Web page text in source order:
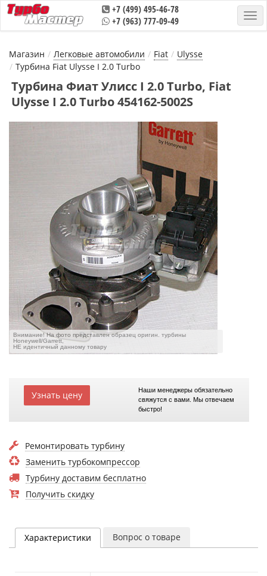
+7 (499) 495-46-78
+7 (963) 777-09-49
Магазин Легковые автомобили Fiat
Ulysse
Турбина Fiat Ulysse I 2.0 Turbo
Турбина Фиат Улисс I 2.0 Turbo, Fiat
Ulysse I 2.0 Turbo 454162-5002S
Внимание! На фото представлен образец оригин. турбины
Honeywell/Garrett,
НЕ идентичный данному товару
Узнать цену
Наши менеджеры обязательно
свяжутся с вами. Мы отвечаем
быстро!
Ремонтировать турбину
Заменить турбокомпрессор
Турбину доставим бесплатно
Получить скидку
Характеристики Вопрос о товаре